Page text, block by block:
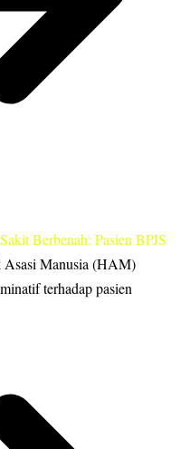
Berbenah: Pasien BPJS
Asasi Manusia (HAM)
terhadap pasien